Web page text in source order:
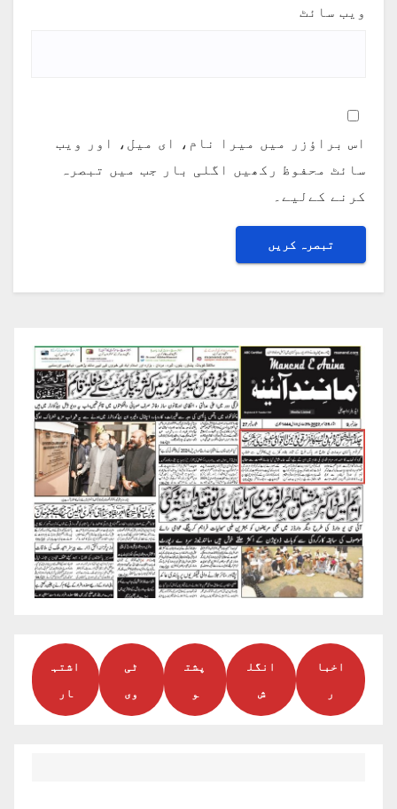
ویب‌ سائٹ
اس براؤزر میں میرا نام، ای میل، اور ویب
سائٹ محفوظ رکھیں اگلی بار جب میں تبصرہ
کرنے کےلیے۔
اخبا
ر
انگل
ش
پشت
و
ٹی
وی
اشتہ
ار